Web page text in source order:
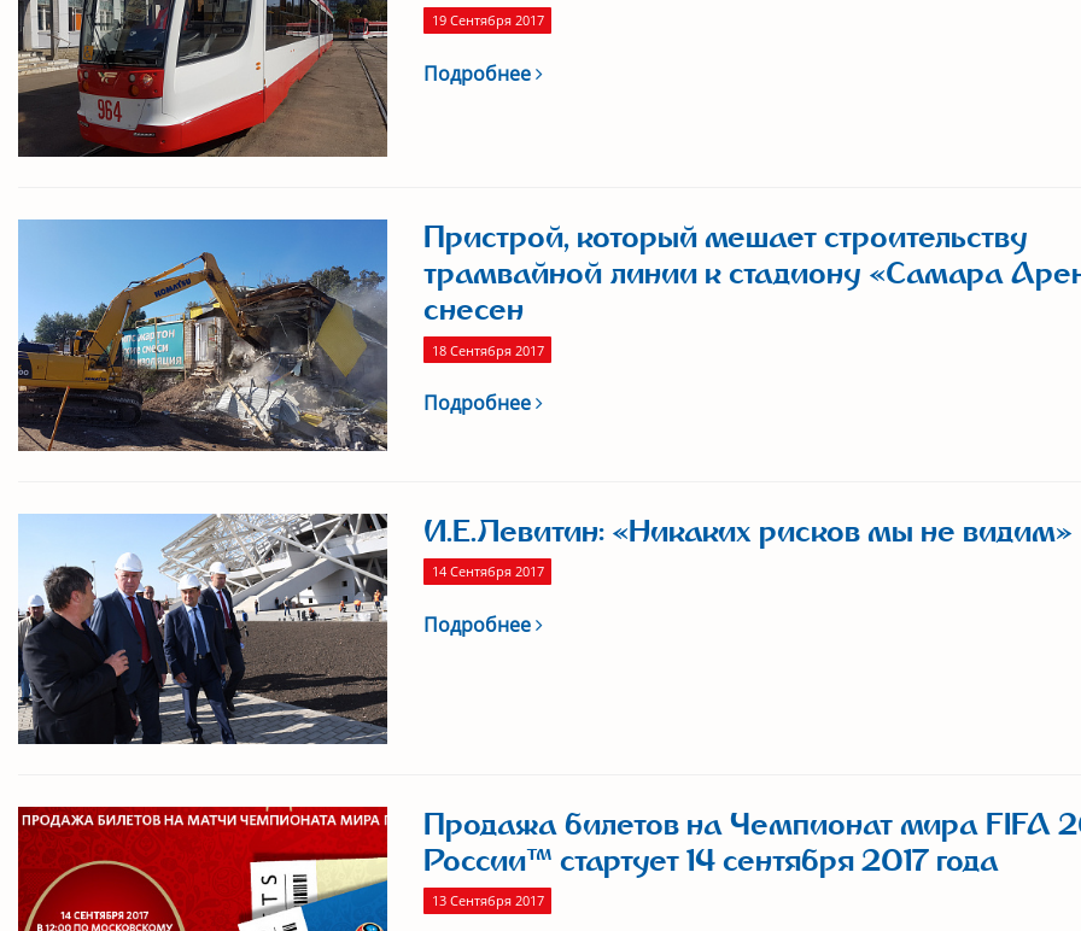
19 Сентября 2017
Подробнее
Пристрой, который мешает строительству
трамвайной линии к стадиону «Самара
снесен
18 Сентября 2017
Подробнее
И.Е.Левитин: «Никаких рисков мы не видим»
14 Сентября 2017
Подробнее
Продажа билетов на Чемпионат мира FIFA
России™ стартует 14 сентября 2017 года
13 Сентября 2017